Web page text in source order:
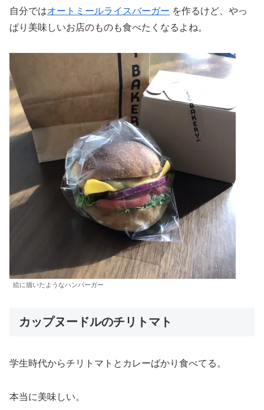
自分ではオートミールライスバーガー を作るけど、やっ
ぱり美味しいお店のものも食べたくなるよね。
絵に描いたようなハンバーガー
カップヌードルのチリトマト
学生時代からチリトマトとカレーばかり食べてる。
本当に美味しい。